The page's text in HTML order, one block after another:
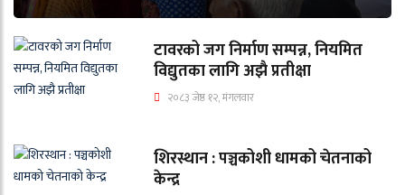
टावरको जग निर्माण सम्पन्न, नियमित
विद्युतका लागि अझै प्रतीक्षा
२०८३ जेष्ठ १२, मंगलवार
शिरस्थान : पञ्चकोशी धामको चेतनाको
केन्द्र